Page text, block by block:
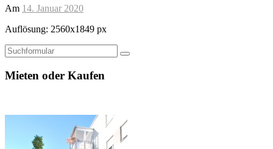
Am 14. Januar 2020
Auflösung: 2560x1849 px
Suchen
Mieten oder Kaufen